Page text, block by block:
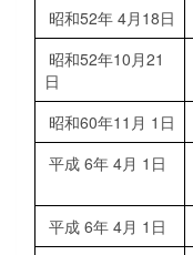
昭和52年 4月18日
昭和52年10月21
日
昭和60年11月 1日
平成 6年 4月 1日
平成 6年 4月 1日